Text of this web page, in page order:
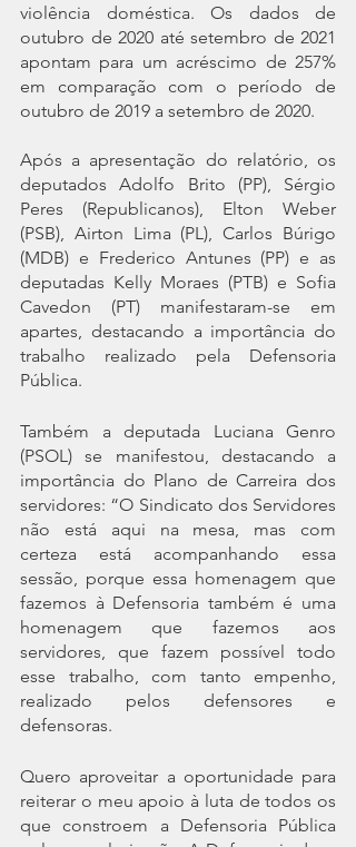
violência doméstica. Os dados de
outubro de 2020 até setembro de 2021
apontam para um acréscimo de 257%
em comparação com o período de
outubro de 2019 a setembro de 2020.
Após a apresentação do relatório, os
deputados Adolfo Brito (PP), Sérgio
Peres (Republicanos), Elton Weber
(PSB), Airton Lima (PL), Carlos Búrigo
(MDB) e Frederico Antunes (PP) e as
deputadas Kelly Moraes (PTB) e Sofia
Cavedon (PT) manifestaram-se em
apartes, destacando a importância do
trabalho realizado pela Defensoria
Pública.
Também a deputada Luciana Genro
(PSOL) se manifestou, destacando a
importância do Plano de Carreira dos
servidores: “O Sindicato dos Servidores
não está aqui na mesa, mas com
certeza está acompanhando essa
sessão, porque essa homenagem que
fazemos à Defensoria também é uma
homenagem que fazemos aos
servidores, que fazem possível todo
esse trabalho, com tanto empenho,
realizado pelos defensores e
defensoras.
Quero aproveitar a oportunidade para
reiterar o meu apoio à luta de todos os
que constroem a Defensoria Pública